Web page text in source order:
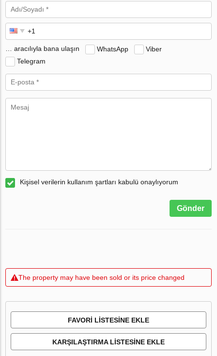
… aracılıyla bana ulaşın WhatsApp
Viber
Telegram
Kişisel verilerin kullanım şartları kabulü onaylıyorum
Gönder
The property may have been sold or its price changed
FAVORI LISTESINE EKLE
KARŞILAŞTIRMA LISTESINE EKLE